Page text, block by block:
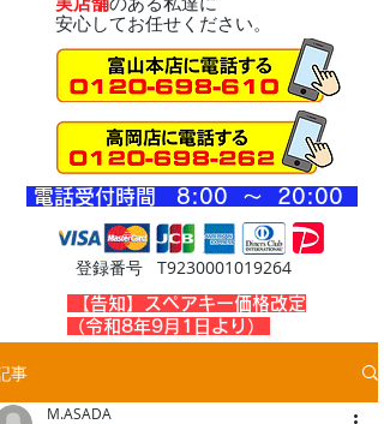
安心してお任せください。
登録番号 T9230001019264
​電話受付時間 8:00 ～ 20:00
​【告知】スペアキー価格改定
（令和8年9月1日より）
事
M.ASADA